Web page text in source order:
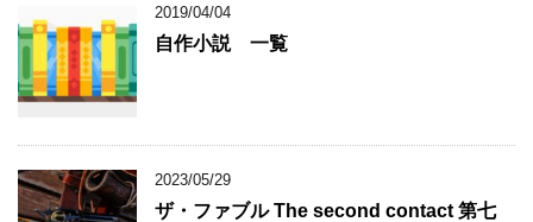
2019/04/04
自作小説 一覧
2023/05/29
ザ・ファブル The second contact 第七